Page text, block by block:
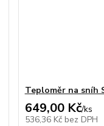
Teploměr na sníh
649,00 Kč/ks
536,36 Kč bez DPH